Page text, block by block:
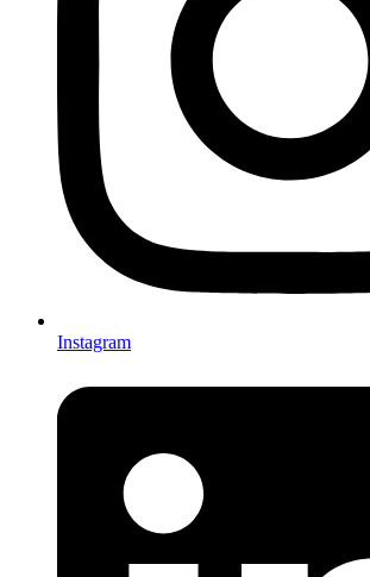
Instagram